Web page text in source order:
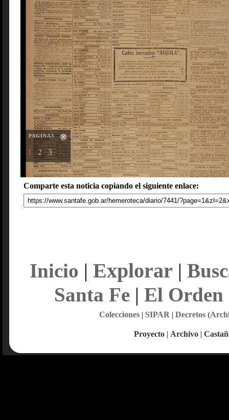
PAGINAS
1 2 3
Comparte esta noticia copiando el siguiente enlace:
Inicio | Explorar |
Santa Fe| El Orden
Colecciones| SIPAR | Decretos
Proyecto | Archivo |